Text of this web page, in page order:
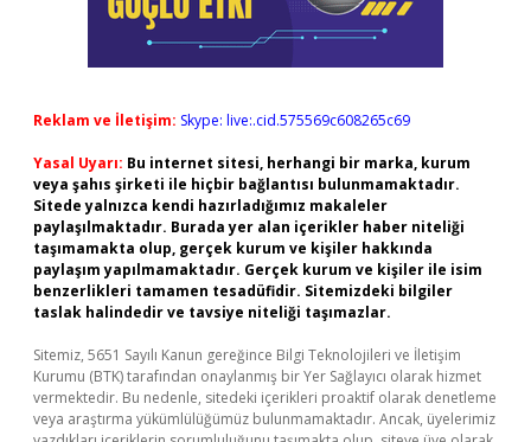
Reklam ve İletişim: Skype: live:.cid.575569c608265c69
Yasal Uyarı: Bu internet sitesi, herhangi bir marka, kurum
veya şahıs şirketi ile hiçbir bağlantısı bulunmamaktadır.
Sitede yalnızca kendi hazırladığımız makaleler
paylaşılmaktadır. Burada yer alan içerikler haber niteliği
taşımamakta olup, gerçek kurum ve kişiler hakkında
paylaşım yapılmamaktadır. Gerçek kurum ve kişiler ile isim
benzerlikleri tamamen tesadüfidir. Sitemizdeki bilgiler
taslak halindedir ve tavsiye niteliği taşımazlar.
Sitemiz, 5651 Sayılı Kanun gereğince Bilgi Teknolojileri ve İletişim
Kurumu (BTK) tarafından onaylanmış bir Yer Sağlayıcı olarak hizmet
vermektedir. Bu nedenle, sitedeki içerikleri proaktif olarak denetleme
veya araştırma yükümlülüğümüz bulunmamaktadır. Ancak, üyelerimiz